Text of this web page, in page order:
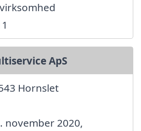
ApS
Hornslet
november 2020,